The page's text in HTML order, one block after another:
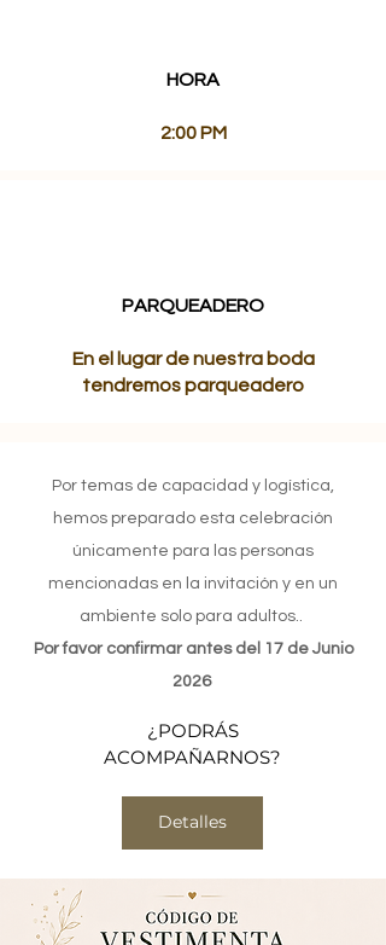
HORA
2:00 PM
PARQUEADERO
En el lugar de nuestra boda
tendremos parqueadero
Por temas de capacidad y logística,
hemos preparado esta celebración
únicamente para las personas
mencionadas en la invitación y en un
ambiente solo para adultos..
Por favor confirmar antes del 17 de Junio
2026
¿PODRÁS
ACOMPAÑARNOS?
Detalles